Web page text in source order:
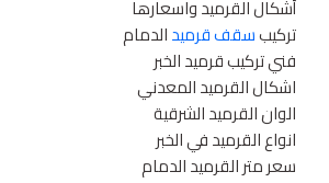
أشكال القرميد واسعارها
تركيبسقف قرميدالدمام
فني تركيب قرميد الخبر
اشكال القرميد المعدني
الوان القرميد الشرقية
انواع القرميد في الخبر
سعر متر القرميد الدمام